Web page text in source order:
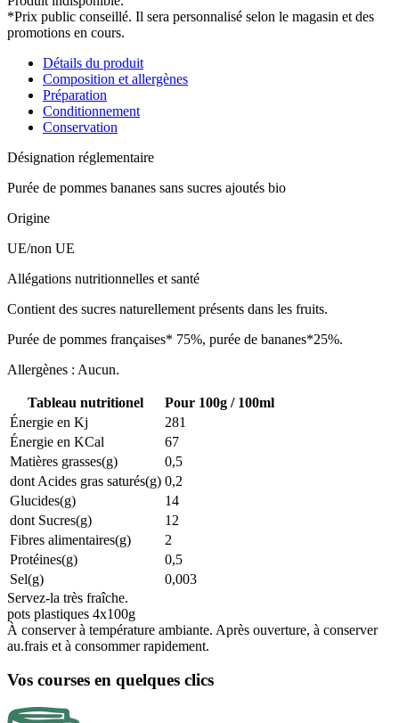
*Prix public conseillé. Il sera personnalisé selon le magasin et des
promotions en cours.
Détails du produit
Composition et allergènes
Préparation
Conditionnement
Conservation
Désignation réglementaire
Purée de pommes bananes sans sucres ajoutés bio
Origine
UE/non UE
Allégations nutritionnelles et santé
Contient des sucres naturellement présents dans les fruits.
Purée de pommes françaises* 75%, purée de bananes*25%.
Allergènes : Aucun.
Tableau nutritionel
Pour 100g / 100ml
Énergie en Kj
281
Énergie en KCal
67
Matières grasses(g)
0,5
dont Acides gras saturés(g) 0,2
Glucides(g)
14
dont Sucres(g)
12
Fibres alimentaires(g)
2
Protéines(g)
0,5
Sel(g)
0,003
Servez-la très fraîche.
pots plastiques 4x100g
À conserver à température ambiante. Après ouverture, à conserver
au.frais et à consommer rapidement.
Vos courses en quelques clics